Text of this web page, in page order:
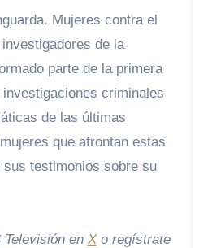
Mujeres contra el
de la
parte de la primera
criminales
de las últimas
que afrontan estas
testimonios sobre su
en Xo regístrate